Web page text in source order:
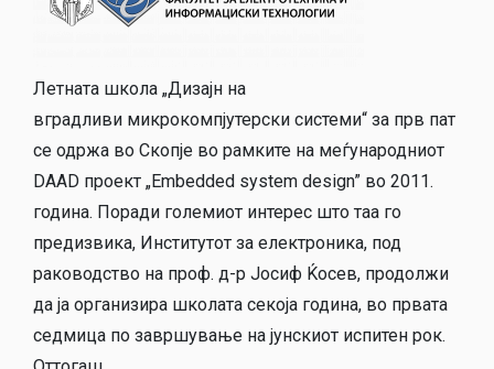
Летната школа „Дизајн на
вградливи микрокомпјутерски системи“ за прв пат
се одржа во Скопје во рамките на меѓународниот
DАAD проект „Embedded system design” во 2011.
година. Поради големиот интерес што таа го
предизвика, Институтот за електроника, под
раководство на проф. д-р Јосиф Ќосев, продолжи
да ја организира школата секоја година, во првата
седмица по завршување на јунскиот испитен рок.